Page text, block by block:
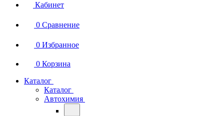
Кабинет
0 Сравнение
0 Избранное
0 Корзина
Каталог
Каталог
Автохимия